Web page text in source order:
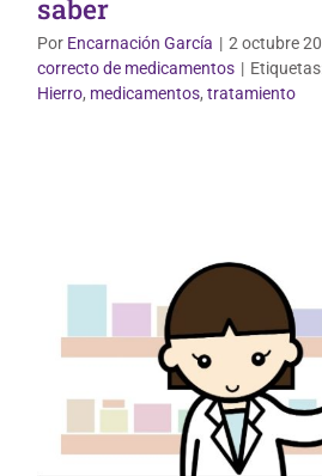
saber
Por Encarnación García | 2 octubre
correcto de medicamentos |
Hierro, medicamentos, tratamiento
Uso correcto de